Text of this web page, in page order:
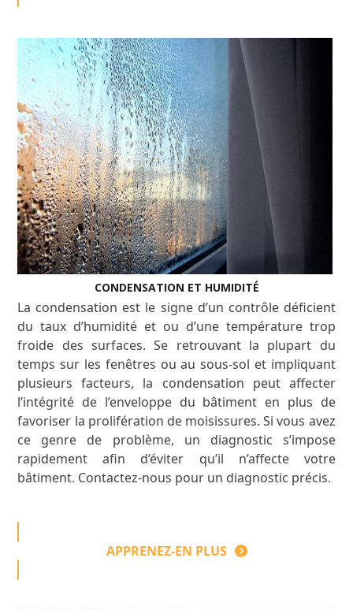
CONDENSATION ET HUMIDITÉ
La condensation est le signe d’un contrôle déficient
du taux d’humidité et ou d’une température trop
froide des surfaces. Se retrouvant la plupart du
temps sur les fenêtres ou au sous-sol et impliquant
plusieurs facteurs, la condensation peut affecter
l’intégrité de l’enveloppe du bâtiment en plus de
favoriser la prolifération de moisissures. Si vous avez
ce genre de problème, un diagnostic s’impose
rapidement afin d’éviter qu’il n’affecte votre
bâtiment. Contactez-nous pour un diagnostic précis.
APPRENEZ-EN PLUS